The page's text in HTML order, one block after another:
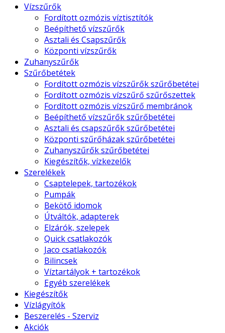
Vízszűrők
Fordított ozmózis víztisztítók
Beépíthető vízszűrők
Asztali és Csapszűrők
Központi vízszűrők
Zuhanyszűrők
Szűrőbetétek
Fordított ozmózis vízszűrők szűrőbetétei
Fordított ozmózis vízszűrő szűrőszettek
Fordított ozmózis vízszűrő membránok
Beépíthető vízszűrők szűrőbetétei
Asztali és csapszűrők szűrőbetétei
Központi szűrőházak szűrőbetétei
Zuhanyszűrők szűrőbetétei
Kiegészítők, vízkezelők
Szerelékek
Csaptelepek, tartozékok
Pumpák
Bekötő idomok
Útváltók, adapterek
Elzárók, szelepek
Quick csatlakozók
Jaco csatlakozók
Bilincsek
Víztartályok + tartozékok
Egyéb szerelékek
Kiegészítők
Vízlágyítók
Beszerelés - Szerviz
Akciók